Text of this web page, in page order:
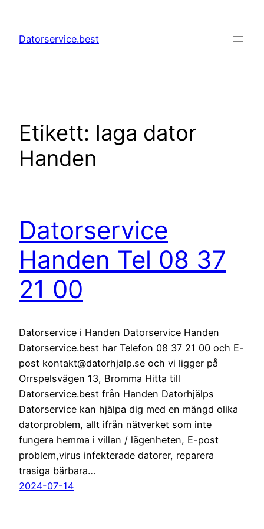
innehåll
Datorservice.best
Etikett: laga dator
Handen
Datorservice
Handen Tel 08 37
21 00
Datorservice i Handen Datorservice Handen
Datorservice.best har Telefon 08 37 21 00 och E-
post kontakt@datorhjalp.se och vi ligger på
Orrspelsvägen 13, Bromma Hitta till
Datorservice.best från Handen Datorhjälps
Datorservice kan hjälpa dig med en mängd olika
datorproblem, allt ifrån nätverket som inte
fungera hemma i villan / lägenheten, E-post
problem,virus infekterade datorer, reparera
trasiga bärbara…
2024-07-14